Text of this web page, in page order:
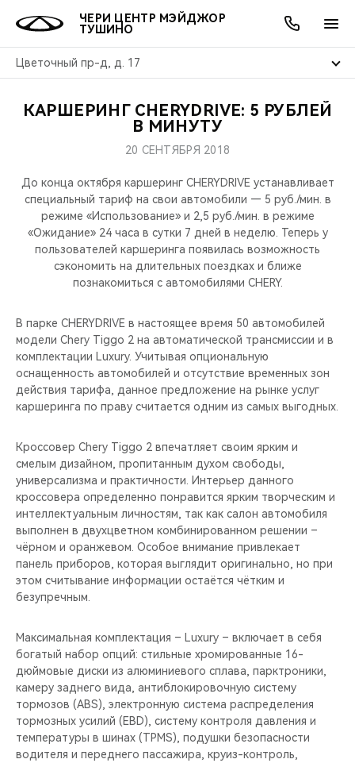
ЧЕРИ ЦЕНТР МЭЙДЖОР
ТУШИНО
Цветочный пр-д, д. 17
МОДЕЛИ
КРОССОВЕРЫ
СЕДАНЫ
ПОКУПАТЕЛЯМ
КРЕДИТ И СТРАХОВАНИЕ
ВЛАДЕЛЬЦАМ
ЗАПЧАСТИ И АКСЕССУАРЫ
ПОДДЕРЖКА
МИР CHERY
О БРЕНДЕ
CHERY В СОЦСЕТЯХ
БЛАГОТВОРИТЕЛЬНОСТЬ
CHERY REMOTE
CHERY И СПОРТ
ВИДЕООБЗОРЫ
CHERY ДЛЯ ДЕТЕЙ
АКЦИИ
ОНЛАЙН СЕРВИСЫ
КРЕДИТ
О КОМПАНИИ
МЫ В СОЦСЕТЯХ
КАРШЕРИНГ CHERYDRIVE: 5 РУБЛЕЙ
В МИНУТУ
20 СЕНТЯБРЯ 2018
До конца октября каршеринг CHERYDRIVE устанавливает
специальный тариф на свои автомобили — 5 руб./мин. в
режиме «Использование» и 2,5 руб./мин. в режиме
«Ожидание» 24 часа в сутки 7 дней в неделю. Теперь у
пользователей каршеринга появилась возможность
сэкономить на длительных поездках и ближе
познакомиться с автомобилями CHERY.
В парке CHERYDRIVE в настоящее время 50 автомобилей
модели Chery Tiggo 2 на автоматической трансмиссии и в
комплектации Luxury. Учитывая опциональную
оснащенность автомобилей и отсутствие временных зон
действия тарифа, данное предложение на рынке услуг
каршеринга по праву считается одним из самых выгодных.
Кроссовер Chery Tiggo 2 впечатляет своим ярким и
смелым дизайном, пропитанным духом свободы,
универсализма и практичности. Интерьер данного
кроссовера определенно понравится ярким творческим и
интеллектуальным личностям, так как салон автомобиля
выполнен в двухцветном комбинированном решении –
чёрном и оранжевом. Особое внимание привлекает
панель приборов, которая выглядит оригинально, но при
этом считывание информации остаётся чётким и
безупречным.
Максимальная комплектация – Luxury – включает в себя
богатый набор опций: стильные хромированные 16-
дюймовые диски из алюминиевого сплава, парктроники,
камеру заднего вида, антиблокировочную систему
тормозов (ABS), электронную система распределения
тормозных усилий (EBD), cистему контроля давления и
температуры в шинах (TPMS), подушки безопасности
водителя и переднего пассажира, круиз-контроль,